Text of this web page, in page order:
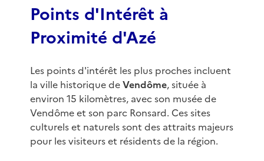
Points d'Intérêt à
Proximité d'Azé
Les points d'intérêt les plus proches incluent
la ville historique deVendôme, située à
environ 15 kilomètres, avec son musée de
Vendôme et son parc Ronsard. Ces sites
culturels et naturels sont des attraits majeurs
pour les visiteurs et résidents de la région.